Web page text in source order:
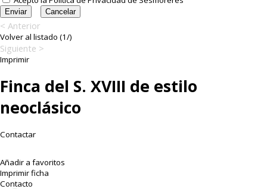
< Anterior
Volver al listado (1/)
Siguiente >
Imprimir
Finca del S. XVIII de estilo
neoclásico
Contactar
Añadir a favoritos
Imprimir ficha
Contacto